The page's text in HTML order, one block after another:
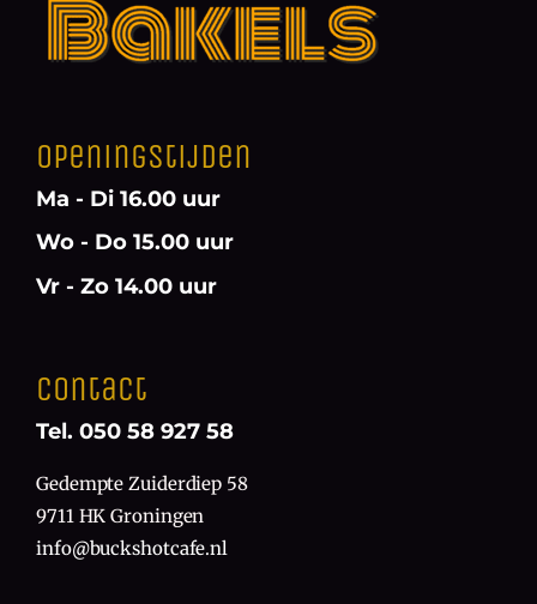
Openingstijden
Ma - Di 16.00 uur
Wo - Do 15.00 uur
Vr - Zo 14.00 uur
Contact
Tel. 050 58 927 58
Gedempte Zuiderdiep 58
9711 HK Groningen
info@buckshotcafe.nl